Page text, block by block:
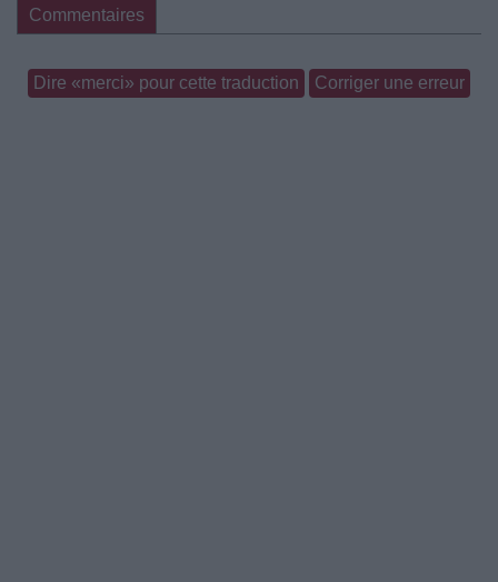
Commentaires
Dire «merci» pour cette traduction Corriger une erreur